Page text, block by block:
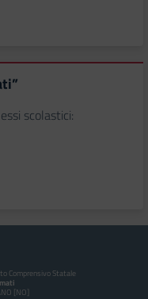
scolastici:
Comprensivo Statale
[NO]